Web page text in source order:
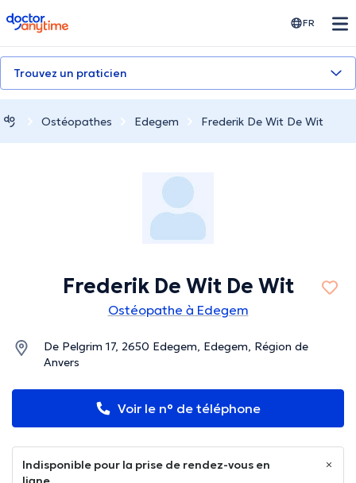
doctoranytime FR
Trouvez un praticien
Ostéopathes Edegem Frederik De Wit De Wit
Frederik De Wit De Wit
Ostéopathe à Edegem
De Pelgrim 17, 2650 Edegem, Edegem, Région de
Anvers
Voir le n° de téléphone
Indisponible pour la prise de rendez-vous en